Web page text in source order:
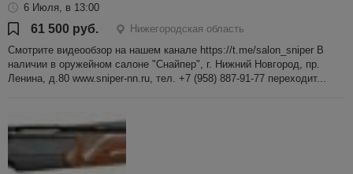
6 Июля, в 13:00
61 500 руб.
Нижегородская область
Смотрите видеообзор на нашем канале https://t.me/salon_sniper В
наличии в оружейном салоне "Снайпер", г. Нижний Новгород, пр.
Ленина, д.80 www.sniper-nn.ru, тел. +7 (958) 887-91-77 переходит...